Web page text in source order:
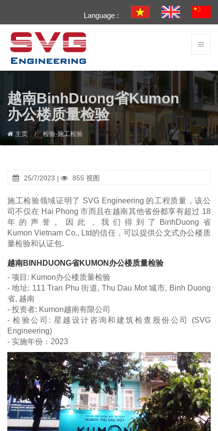
Language :
越南BinhDuong省Kumon
办公楼质量检验
主页 检验-施工检验
25/7/2023 | 855 视图
施工检验领域证明了 SVG Engineering 的工程质量，该公
司不仅在 Hai Phong 市而且在越南其他省份都享有超过 18
年的声誉。因此，我们得到了BinhDuong省
Kumon Vietnam Co., Ltd的信任，可以提供公文式办公楼质
量检验和认证包.
越南BINHDUONG省KUMON办公楼质量检验
- 项目: Kumon办公楼质量检验
- 地址: 111 Tran Phu 街道, Thu Dau Mot 城市, Binh Duong
省, 越南
- 投资者: Kumon越南有限公司
- 检验公司: 星越设计咨询和建筑检查股份公司 (SVG
Engineering)
- 实施年份：2023